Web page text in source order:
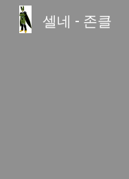
셀네 - 존클